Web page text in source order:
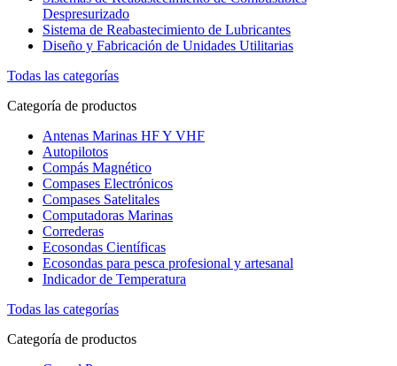
Despresurizado
Sistema de Reabastecimiento de Lubricantes
Diseño y Fabricación de Unidades Utilitarias
Todas las categorías
Categoría de productos
Antenas Marinas HF Y VHF
Autopilotos
Compás Magnético
Compases Electrónicos
Compases Satelitales
Computadoras Marinas
Correderas
Ecosondas Científicas
Ecosondas para pesca profesional y artesanal
Indicador de Temperatura
Todas las categorías
Categoría de productos